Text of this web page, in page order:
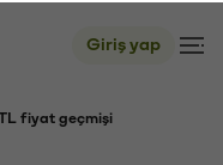
Giriş yap
fiyat geçmişi